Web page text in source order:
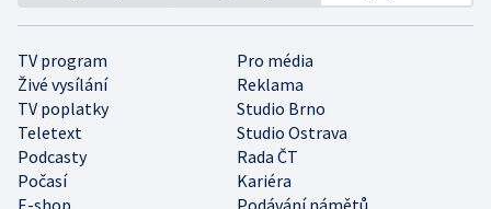
TV program
Pro média
Živé vysílání
Reklama
TV poplatky
Studio Brno
Teletext
Studio Ostrava
Podcasty
Rada ČT
Počasí
Kariéra
E-shop
Podávání námětů